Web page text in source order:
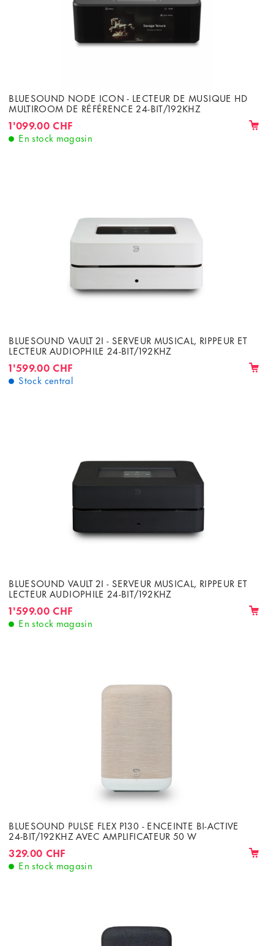
BLUESOUND NODE ICON - LECTEUR DE MUSIQUE HD
MULTIROOM DE RÉFÉRENCE 24-BIT/192KHZ
1'099.00 CHF
En stock magasin
BLUESOUND VAULT 2I - SERVEUR MUSICAL, RIPPEUR ET
LECTEUR AUDIOPHILE 24-BIT/192KHZ
1'599.00 CHF
Stock central
BLUESOUND VAULT 2I - SERVEUR MUSICAL, RIPPEUR ET
LECTEUR AUDIOPHILE 24-BIT/192KHZ
1'599.00 CHF
En stock magasin
BLUESOUND PULSE FLEX P130 - ENCEINTE BI-ACTIVE
24-BIT/192KHZ AVEC AMPLIFICATEUR 50 W
329.00 CHF
En stock magasin